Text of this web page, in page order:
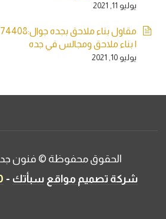
يوليو 11, 2021
| بناء ملاحق ومجالس في جده
يوليو 10, 2021
الحقوق محفوظة © فنون
شركة تصميم مواقع سبأتك -